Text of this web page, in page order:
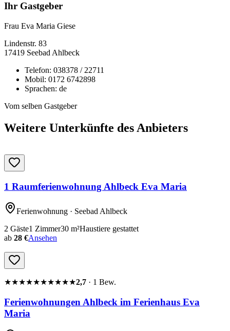
Ihr Gastgeber
Frau Eva Maria Giese
Lindenstr. 83
17419 Seebad Ahlbeck
Telefon: 038378 / 22711
Mobil: 0172 6742898
Sprachen: de
Vom selben Gastgeber
Weitere Unterkünfte des Anbieters
1 Raumferienwohnung Ahlbeck Eva Maria
Ferienwohnung · Seebad Ahlbeck
2 Gäste1 Zimmer30 m²Haustiere gestattet
ab 28 €Ansehen
★★★★★★★★★★2,7 · 1 Bew.
Ferienwohnungen Ahlbeck im Ferienhaus Eva
Maria